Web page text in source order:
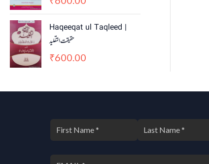
Haqeeqat ul Taqleed |
حقیقت التقلید
₹600.00